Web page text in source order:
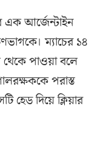
এক আর্জেন্টাইন
ম্যাচের ১৪
থেকে পাওয়া বলে
পরাস্ত
হেড দিয়ে ক্লিয়ার